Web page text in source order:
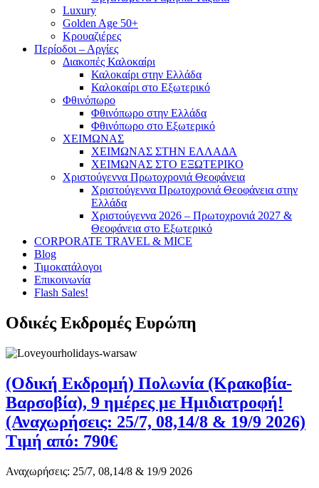
Luxury
Golden Age 50+
Κρουαζιέρες
Περίοδοι – Αργίες
Διακοπές Καλοκαίρι
Καλοκαίρι στην Ελλάδα
Καλοκαίρι στο Εξωτερικό
Φθινόπωρο
Φθινόπωρο στην Ελλάδα
Φθινόπωρο στο Εξωτερικό
ΧΕΙΜΩΝΑΣ
ΧΕΙΜΩΝΑΣ ΣΤΗΝ ΕΛΛΑΔΑ
ΧΕΙΜΩΝΑΣ ΣΤΟ ΕΞΩΤΕΡΙΚΟ
Χριστούγεννα Πρωτοχρονιά Θεοφάνεια
Χριστούγεννα Πρωτοχρονιά Θεοφάνεια στην
Ελλάδα
Χριστούγεννα 2026 – Πρωτοχρονιά 2027 &
Θεοφάνεια στο Εξωτερικό
CORPORATE TRAVEL & MICE
Blog
Τιμοκατάλογοι
Επικοινωνία
Flash Sales!
Οδικές Εκδρομές Ευρώπη
(Οδική Εκδρομή) Πολωνία (Κρακοβία-
Βαρσοβία), 9 ημέρες με Ημιδιατροφή!
(Αναχωρήσεις: 25/7, 08,14/8 & 19/9 2026)
Τιμή από: 790€
Αναχωρήσεις: 25/7, 08,14/8 & 19/9 2026